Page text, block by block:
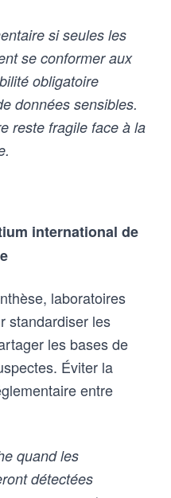
si seules les
se conformer aux
obligatoire
données sensibles.
reste fragile face à la
international de
laboratoires
standardiser les
les bases de
Éviter la
entre
quand les
détectées